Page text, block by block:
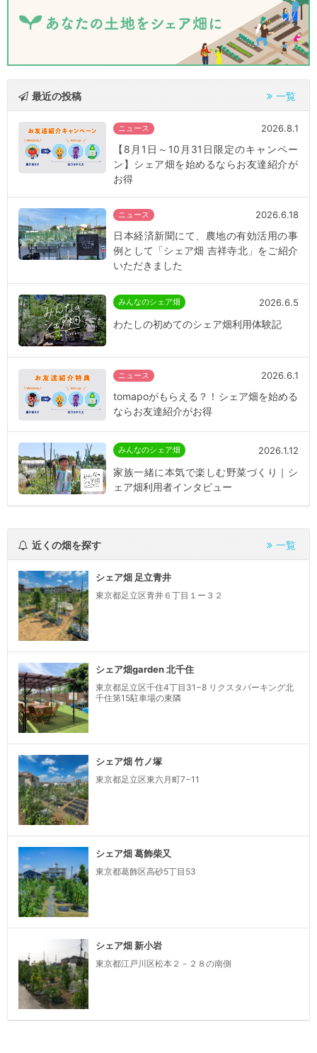
最近の投稿 一覧
ニュース 2026.8.1
【8月1日～10月31日限定のキャンペー
ン】シェア畑を始めるならお友達紹介が
お得
ニュース 2026.6.18
日本経済新聞にて、農地の有効活用の事
例として「シェア畑 吉祥寺北」をご紹介
いただきました
みんなのシェア畑 2026.6.5
わたしの初めてのシェア畑利用体験記
ニュース 2026.6.1
tomapoがもらえる？！シェア畑を始める
ならお友達紹介がお得
みんなのシェア畑 2026.1.12
家族一緒に本気で楽しむ野菜づくり｜シ
ェア畑利用者インタビュー
近くの畑を探す 一覧
シェア畑 足立青井
東京都足立区青井６丁目１ー３２
シェア畑garden 北千住
東京都足立区千住4丁目31−8 リクスタパーキング北
千住第15駐車場の東隣
シェア畑 竹ノ塚
東京都足立区東六月町7−11
シェア畑 葛飾柴又
東京都葛飾区高砂5丁目53
シェア畑 新小岩
東京都江戸川区松本２－２８の南側